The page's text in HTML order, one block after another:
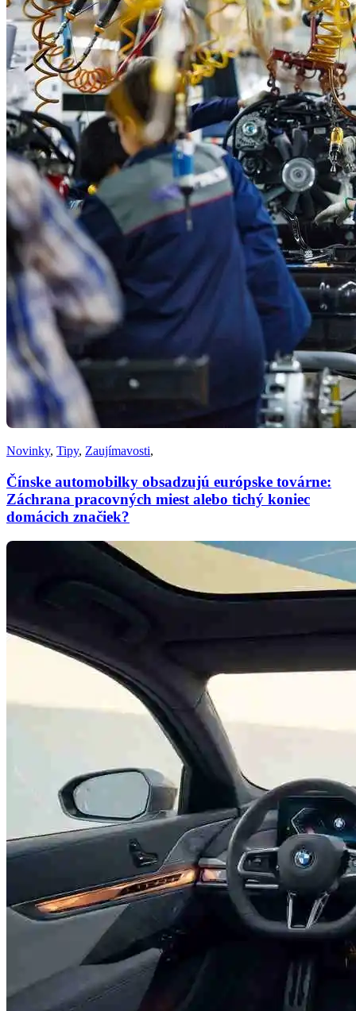
Novinky, Tipy, Zaujímavosti,
Čínske automobilky obsadzujú európske továrne:
Záchrana pracovných miest alebo tichý koniec
domácich značiek?